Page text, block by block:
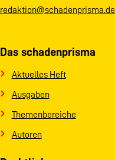
redaktion@schadenprisma.de
Das schadenprisma
Aktuelles Heft
Ausgaben
Themenbereiche
Autoren